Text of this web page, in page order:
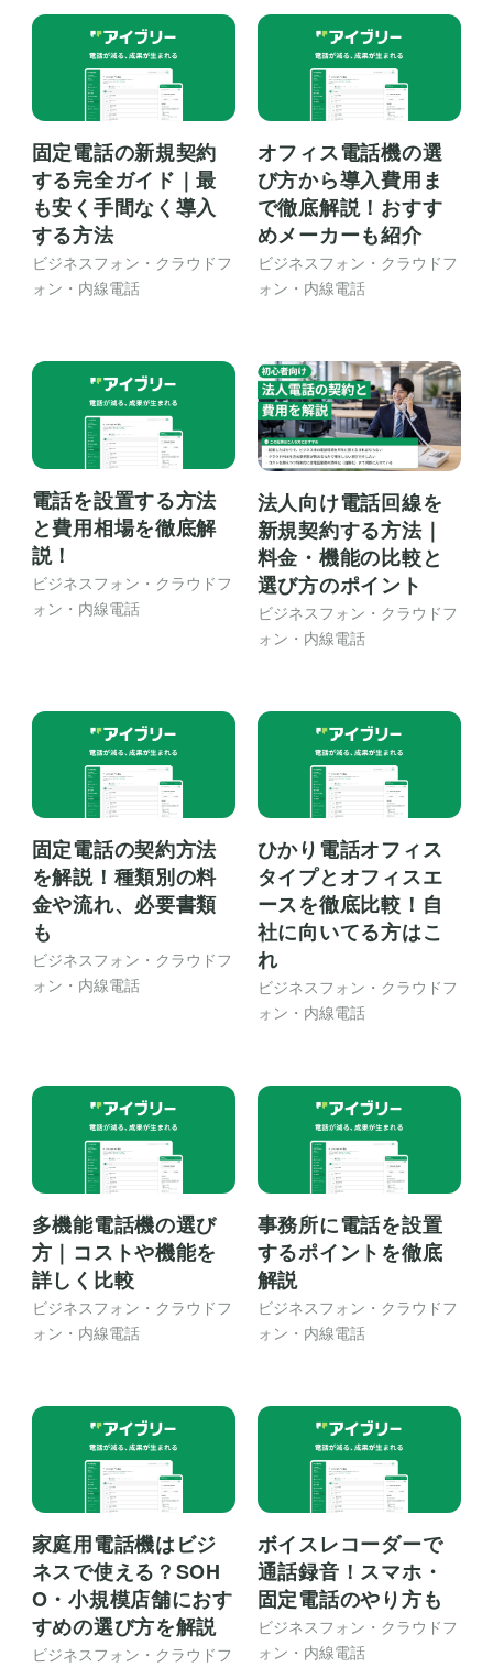
固定電話の新規契約
する完全ガイド｜最
も安く手間なく導入
する方法
ビジネスフォン・クラウドフ
ォン・内線電話
オフィス電話機の選
び方から導入費用ま
で徹底解説！おすす
めメーカーも紹介
ビジネスフォン・クラウドフ
ォン・内線電話
電話を設置する方法
と費用相場を徹底解
説！
ビジネスフォン・クラウドフ
ォン・内線電話
法人向け電話回線を
新規契約する方法｜
料金・機能の比較と
選び方のポイント
ビジネスフォン・クラウドフ
ォン・内線電話
固定電話の契約方法
を解説！種類別の料
金や流れ、必要書類
も
ビジネスフォン・クラウドフ
ォン・内線電話
ひかり電話オフィス
タイプとオフィスエ
ースを徹底比較！自
社に向いてる方はこ
れ
ビジネスフォン・クラウドフ
ォン・内線電話
多機能電話機の選び
方｜コストや機能を
詳しく比較
ビジネスフォン・クラウドフ
ォン・内線電話
事務所に電話を設置
するポイントを徹底
解説
ビジネスフォン・クラウドフ
ォン・内線電話
家庭用電話機はビジ
ネスで使える？SOH
O・小規模店舗におす
すめの選び方を解説
ビジネスフォン・クラウドフ
ボイスレコーダーで
通話録音！スマホ・
固定電話のやり方も
ビジネスフォン・クラウドフ
ォン・内線電話